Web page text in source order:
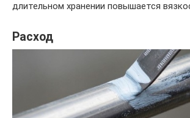
длительном хранении повышается
Расход